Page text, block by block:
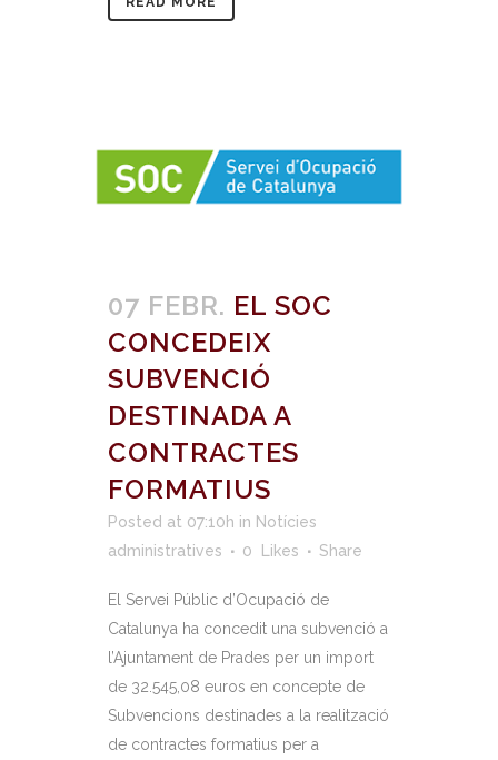
07 FEBR. EL SOC
CONCEDEIX
SUBVENCIÓ
DESTINADA A
CONTRACTES
FORMATIUS
Posted at 07:10h in Notícies
administratives
0 Likes Share
El Servei Públic d’Ocupació de
Catalunya ha concedit una subvenció a
l’Ajuntament de Prades per un import
de 32.545,08 euros en concepte de
Subvencions destinades a la realització
de contractes formatius per a